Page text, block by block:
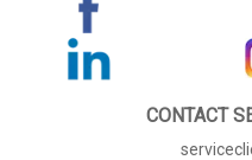
CONTACT